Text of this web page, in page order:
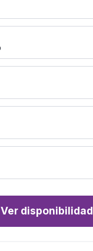
Ver disponibilidad